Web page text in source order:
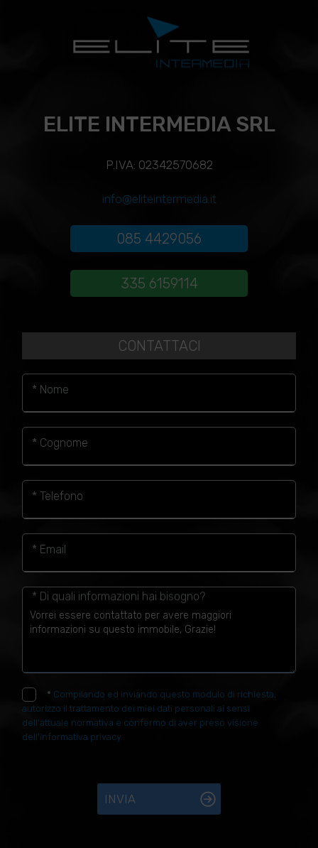
ELITE INTERMEDIA SRL
P.IVA: 02342570682
info@eliteintermedia.it
085 4429056
335 6159114
CONTATTACI
* Nome
* Cognome
* Telefono
* Email
* Di quali informazioni hai bisogno?
* Compilando ed inviando questo modulo di richiesta,
autorizzo il trattamento dei miei dati personali ai sensi
dell'attuale normativa e confermo di aver preso visione
dell'informativa privacy.
INVIA